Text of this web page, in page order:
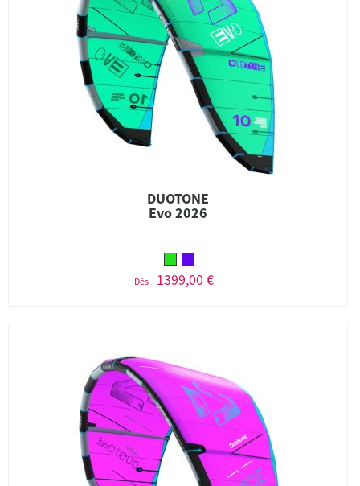
DUOTONE
Evo 2026
Dès 1399,00 €